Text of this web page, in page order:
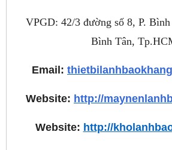
VPGD: 42/3 đường số 8, P.
Bình Tân,
Email:
Website: http://
Website: http://